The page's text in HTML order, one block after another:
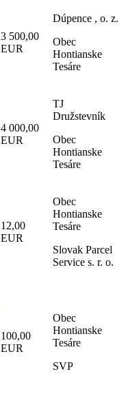
3 500,00
EUR
Dúpence , o. z.
Obec
Hontianske
Tesáre
4 000,00
EUR
TJ
Družstevník
Obec
Hontianske
Tesáre
12,00
EUR
Obec
Hontianske
Tesáre
Slovak Parcel
Service s. r. o.
100,00
EUR
Obec
Hontianske
Tesáre
SVP